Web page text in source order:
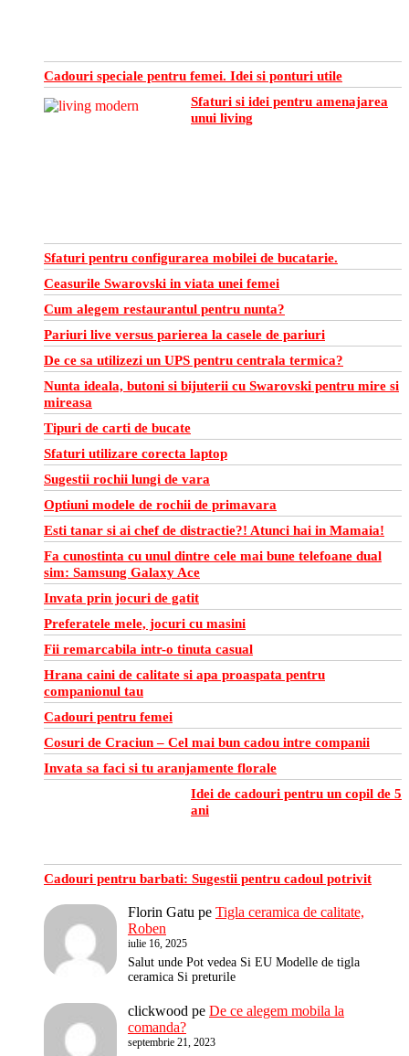
Cadouri speciale pentru femei. Idei si ponturi utile
Sfaturi si idei pentru amenajarea
unui living
Sfaturi pentru configurarea mobilei de bucatarie.
Ceasurile Swarovski in viata unei femei
Cum alegem restaurantul pentru nunta?
Pariuri live versus parierea la casele de pariuri
De ce sa utilizezi un UPS pentru centrala termica?
Nunta ideala, butoni si bijuterii cu Swarovski pentru mire si
mireasa
Tipuri de carti de bucate
Sfaturi utilizare corecta laptop
Sugestii rochii lungi de vara
Optiuni modele de rochii de primavara
Esti tanar si ai chef de distractie?! Atunci hai in Mamaia!
Fa cunostinta cu unul dintre cele mai bune telefoane dual
sim: Samsung Galaxy Ace
Invata prin jocuri de gatit
Preferatele mele, jocuri cu masini
Fii remarcabila intr-o tinuta casual
Hrana caini de calitate si apa proaspata pentru
companionul tau
Cadouri pentru femei
Cosuri de Craciun – Cel mai bun cadou intre companii
Invata sa faci si tu aranjamente florale
Idei de cadouri pentru un copil de 5
ani
Cadouri pentru barbati: Sugestii pentru cadoul potrivit
Florin Gatu pe Tigla ceramica de calitate,
Roben
iulie 16, 2025
Salut unde Pot vedea Si EU Modelle de tigla
ceramica Si preturile
clickwood pe De ce alegem mobila la
comanda?
septembrie 21, 2023